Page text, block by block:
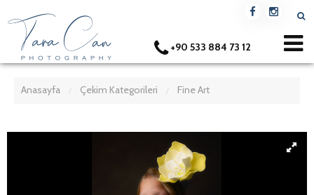
+90 533 884 73 12
Anasayfa / Çekim Kategorileri / Fine Art